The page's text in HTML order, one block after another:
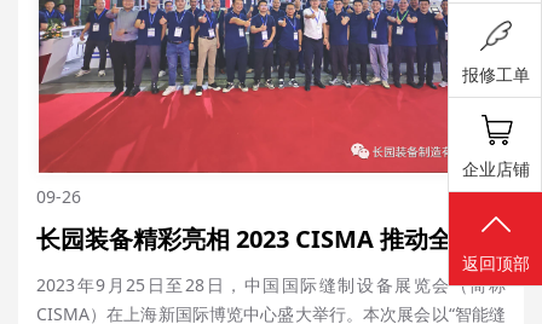
09-26
长园装备精彩亮相 2023 CISMA 推动全球服装行业数字化、智能化升级
2023年9月25日至28日，中国国际缝制设备展览会（简称
CISMA）在上海新国际博览中心盛大举行。本次展会以“智能缝
报修工单
企业店铺
返回顶部